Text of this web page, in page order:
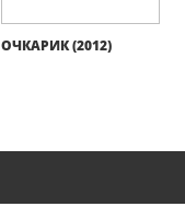
ОЧКАРИК (2012)